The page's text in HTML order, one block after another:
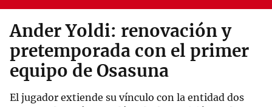
Ander Yoldi: renovación y
pretemporada con el primer
equipo de Osasuna
El jugador extiende su vínculo con la entidad dos